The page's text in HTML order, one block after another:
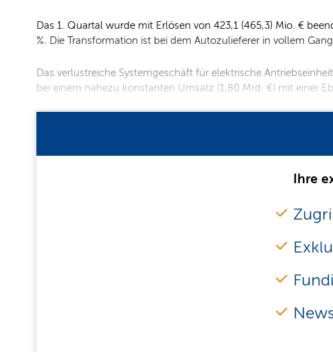
Das 1. Quartal wurde mit Erlösen von 423,1 (465,3) Mio. €
%. Die Transformation ist bei dem Autozulieferer in vollem
Das verlustreiche Systemgeschäft für elektrische
bei einem nahezu konstanten Umsatz (1,80 Mrd. €) mit einer
Ihre